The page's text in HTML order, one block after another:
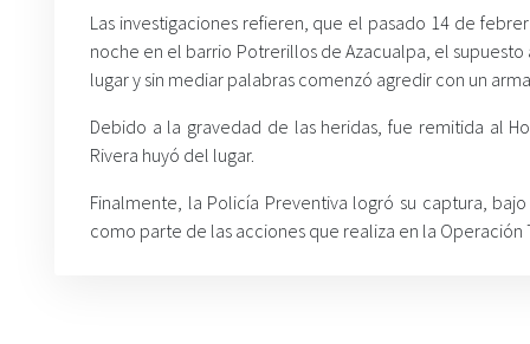
Las investigaciones refieren, que el pasado 14 de
noche en el barrio Potrerillos de Azacualpa, el
lugar y sin mediar palabras comenzó agredir con un
Debido a la gravedad de las heridas, fue remitida al
Rivera huyó del lugar.
Finalmente, la Policía Preventiva logró su captura,
como parte de las acciones que realiza en la Operación